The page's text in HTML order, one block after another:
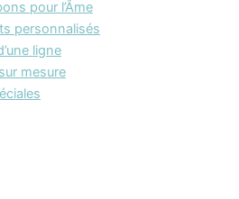
pour l’Âme
personnalisés
ligne
mesure